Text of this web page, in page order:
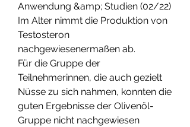
Anwendung &amp; Studien (02/22)
Im Alter nimmt die Produktion von
Testosteron
nachgewiesenermaßen ab.
Für die Gruppe der
Teilnehmerinnen, die auch gezielt
Nüsse zu sich nahmen, konnten die
guten Ergebnisse der Olivenöl-
Gruppe nicht nachgewiesen